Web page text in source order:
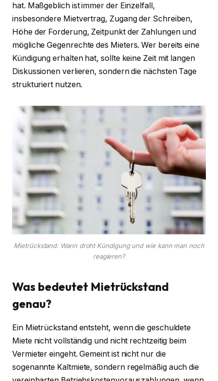
hat. Maßgeblich ist immer der Einzelfall,
insbesondere Mietvertrag, Zugang der Schreiben,
Höhe der Forderung, Zeitpunkt der Zahlungen und
mögliche Gegenrechte des Mieters. Wer bereits eine
Kündigung erhalten hat, sollte keine Zeit mit langen
Diskussionen verlieren, sondern die nächsten Tage
strukturiert nutzen.
Mietrückstand: Wann droht Kündigung und wie kann man noch
reagieren?
Was bedeutet Mietrückstand
genau?
Ein Mietrückstand entsteht, wenn die geschuldete
Miete nicht vollständig und nicht rechtzeitig beim
Vermieter eingeht. Gemeint ist nicht nur die
sogenannte Kaltmiete, sondern regelmäßig auch die